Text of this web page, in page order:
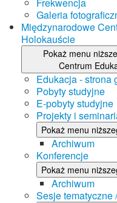
Galeria
Międzynarodowe
Holokauście
Pokaż menu
Centrum
Edukacja - strona
Pobyty studyjne
E-pobyty studyjne
Projekty i
Pokaż menu
Archiwum
Konferencje
Pokaż menu
Archiwum
Sesje tematyczne